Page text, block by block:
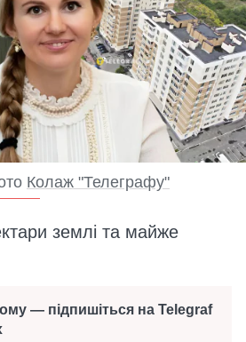
Колаж "Телеграфу"
землі та майже
— підпишіться на Telegraf